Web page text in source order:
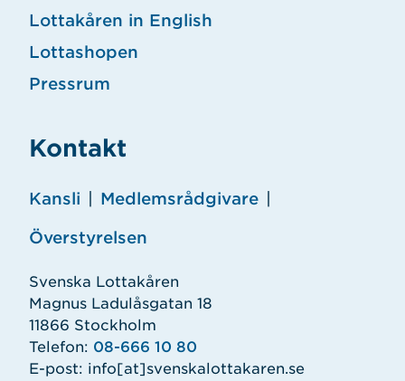
Lottakåren in English
Lottashopen
Pressrum
Kontakt
Kansli Medlemsrådgivare
Överstyrelsen
Svenska Lottakåren
Magnus Ladulåsgatan 18
11866 Stockholm
Telefon: 08-666 10 80
E-post: info[at]svenskalottakaren.se